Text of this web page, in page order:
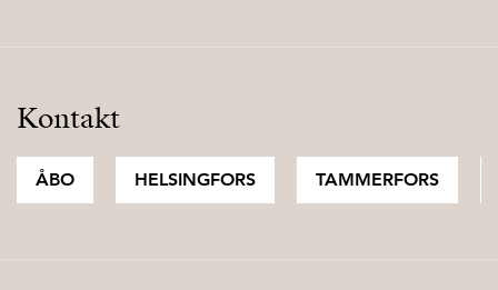
Kontakt
ÅBO HELSINGFORS TAMMERFORS